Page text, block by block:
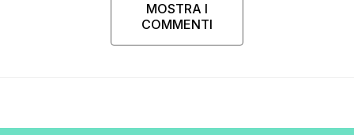
MOSTRA I
COMMENTI